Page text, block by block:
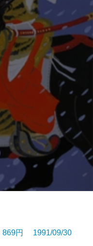
円 1991/09/30